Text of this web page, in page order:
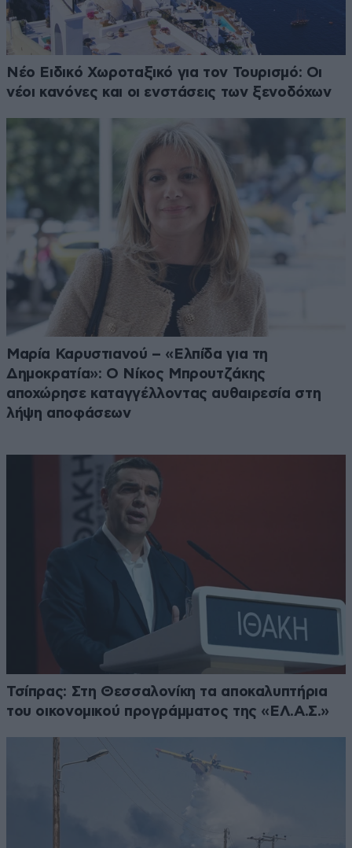
Νέο Ειδικό Χωροταξικό για τον Τουρισμό: Οι
νέοι κανόνες και οι ενστάσεις των ξενοδόχων
Μαρία Καρυστιανού – «Ελπίδα για τη
Δημοκρατία»: Ο Νίκος Μπρουτζάκης
αποχώρησε καταγγέλλοντας αυθαιρεσία στη
λήψη αποφάσεων
Τσίπρας: Στη Θεσσαλονίκη τα αποκαλυπτήρια
του οικονομικού προγράμματος της «ΕΛ.Α.Σ.»